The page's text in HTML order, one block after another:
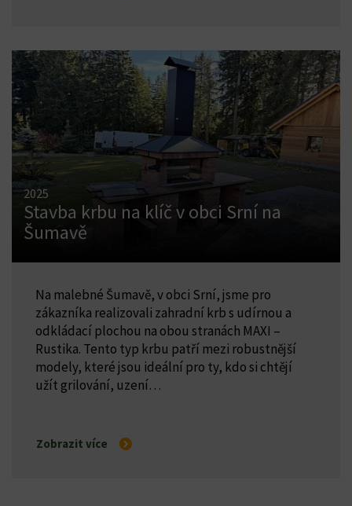
2025
Stavba krbu na klíč v obci Srní na
Šumavě
Na malebné Šumavě, v obci Srní, jsme pro
zákazníka realizovali zahradní krb s udírnou a
odkládací plochou na obou stranách MAXI –
Rustika. Tento typ krbu patří mezi robustnější
modely, které jsou ideální pro ty, kdo si chtějí
užít grilování, uzení…
Zobrazit více